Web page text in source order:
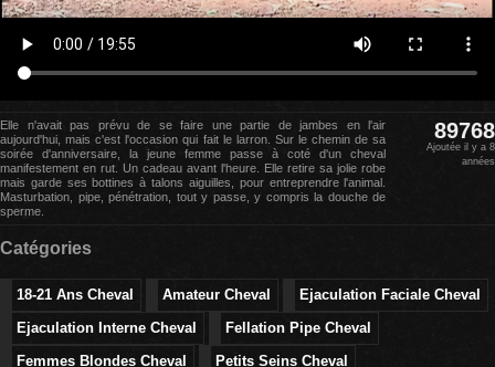
Elle n'avait pas prévu de se faire une partie de jambes en l'air
aujourd'hui, mais c'est l'occasion qui fait le larron. Sur le chemin de sa
soirée d'anniversaire, la jeune femme passe à coté d'un cheval
manifestement en rut. Un cadeau avant l'heure. Elle retire sa jolie robe
mais garde ses bottines à talons aiguilles, pour entreprendre l'animal.
Masturbation, pipe, pénétration, tout y passe, y compris la douche de
sperme.
89768
Ajoutée il y a 8
années
Catégories
18-21 Ans Cheval Amateur Cheval
Ejaculation Faciale Cheval
Ejaculation Interne Cheval
Fellation Pipe Cheval
Femmes Blondes Cheval
Petits Seins Cheval